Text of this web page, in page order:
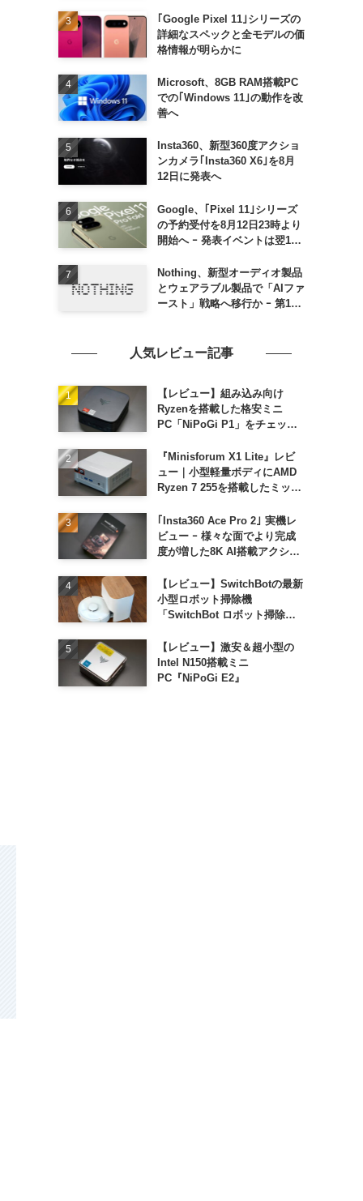
｢Google Pixel 11｣シリーズの
詳細なスペックと全モデルの価
格情報が明らかに
Microsoft、8GB RAM搭載PC
での｢Windows 11｣の動作を改
善へ
Insta360、新型360度アクショ
ンカメラ｢Insta360 X6｣を8月
12日に発表へ
Google、｢Pixel 11｣シリーズ
の予約受付を8月12日23時より
開始へ ｰ 発表イベントは翌13
Nothing、新型オーディオ製品
とウェアラブル製品で「AIファ
ースト」戦略へ移行か ｰ 第1弾
人気レビュー記事
【レビュー】組み込み向け
Ryzenを搭載した格安ミニ
PC「NiPoGi P1」をチェック
高性能
『Minisforum X1 Lite』レビ
ュー｜小型軽量ボディにAMD
Ryzen 7 255を搭載したミッド
｢Insta360 Ace Pro 2｣ 実機レ
ビュー ｰ 様々な面でより完成
度が増した8K AI搭載アクショ
【レビュー】SwitchBotの最新
小型ロボット掃除機
「SwitchBot ロボット掃除機
【レビュー】激安＆超小型の
Intel N150搭載ミニ
PC『NiPoGi E2』